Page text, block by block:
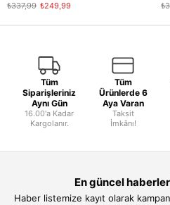
₺249,99
₺337,99
Tüm
Siparişleriniz
Aynı Gün
16.00'a Kadar
Kargolanır.
Tüm
Ürünlerde 6
Aya Varan
Taksit
İmkânı!
En güncel
Haber listemize kayıt olarak